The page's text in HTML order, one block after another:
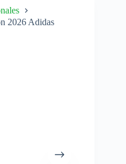
2026 Adidas